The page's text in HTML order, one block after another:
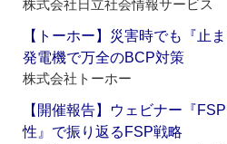
株式会社日立社会情報サービス
【トーホー】災害時でも『止
発電機で万全のBCP対策
株式会社トーホー
【開催報告】ウェビナー『
性』で振り返るFSP戦略